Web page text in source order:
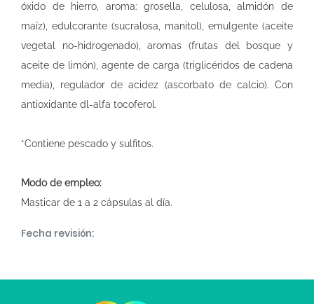
óxido de hierro, aroma: grosella, celulosa, almidón de
maíz), edulcorante (sucralosa, manitol), emulgente (aceite
vegetal no-hidrogenado), aromas (frutas del bosque y
aceite de limón), agente de carga (triglicéridos de cadena
media), regulador de acidez (ascorbato de calcio). Con
antioxidante dl-alfa tocoferol.
*Contiene pescado y sulfitos.
Modo de empleo:
Masticar de 1 a 2 cápsulas al día.
Fecha revisión: